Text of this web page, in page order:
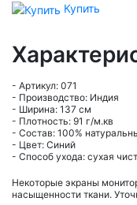
Купить
- Артикул: 071
- Производство: Индия
- Ширина: 137 см
- Плотность: 91 г/м.кв
- Состав: 100%
- Цвет: Синий
- Способ ухода: сухая чистка
Некоторые экраны
насыщенности ткани.